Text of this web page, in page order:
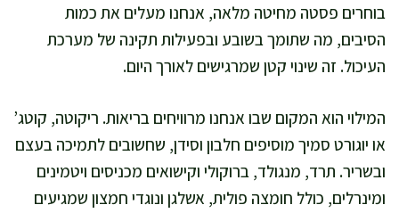
בוחרים פסטה מחיטה מלאה, אנחנו מעלים את כמות
הסיבים, מה שתומך בשובע ובפעילות תקינה של מערכת
העיכול. זה שינוי קטן שמרגישים לאורך היום.
המילוי הוא המקום שבו אנחנו מרוויחים בריאות. ריקוטה, קוטג’
או יוגורט סמיך מוסיפים חלבון וסידן, שחשובים לתמיכה בעצם
ובשריר. תרד, מנגולד, ברוקולי וקישואים מכניסים ויטמינים
ומינרלים, כולל חומצה פולית, אשלגן ונוגדי חמצון שמגיעים